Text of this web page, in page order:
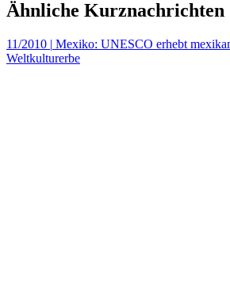
Ähnliche Kurznachrichten
11/2010 | Mexiko: UNESCO erhebt
Weltkulturerbe